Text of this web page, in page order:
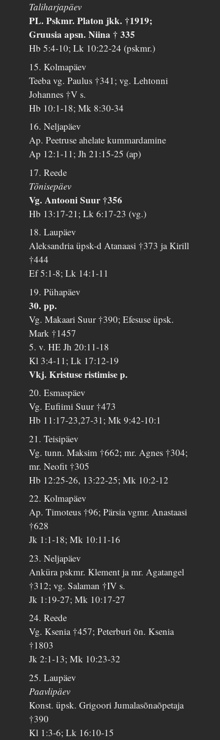
Taliharjapäev
PL. Pskmr. Platon jkk. †1919;
Gruusia apsn. Niina † 335
Hb 5:4-10; Lk 10:22-24 (pskmr.)
15. Kolmapäev
Teeba vg. Paulus †341; vg. Lehtonni
Johannes †V s.
Hb 10:1-18; Mk 8:30-34
16. Neljapäev
Ap. Peetruse ahelate kummardamine
Ap 12:1-11; Jh 21:15-25 (ap)
17. Reede
Tõnisepäev
Vg. Antooni Suur †356
Hb 13:17-21; Lk 6:17-23 (vg.)
18. Laupäev
Aleksandria üpsk-d Atanaasi †373 ja Kirill
†444
Ef 5:1-8; Lk 14:1-11
19. Pühapäev
30. pp.
Vg. Makaari Suur †390; Efesuse üpsk.
Mark †1457
5. v. HE Jh 20:11-18
Kl 3:4-11; Lk 17:12-19
Vkj. Kristuse ristimise p.
20. Esmaspäev
Vg. Eufiimi Suur †473
Hb 11:17-23,27-31; Mk 9:42-10:1
21. Teisipäev
Vg. tunn. Maksim †662; mr. Agnes †304;
mr. Neofit †305
Hb 12:25-26, 13:22-25; Mk 10:2-12
22. Kolmapäev
Ap. Timoteus †96; Pärsia vgmr. Anastaasi
†628
Jk 1:1-18; Mk 10:11-16
23. Neljapäev
Anküra pskmr. Klement ja mr. Agatangel
†312; vg. Salaman †IV s.
Jk 1:19-27; Mk 10:17-27
24. Reede
Vg. Ksenia †457; Peterburi õn. Ksenia
†1803
Jk 2:1-13; Mk 10:23-32
25. Laupäev
Paavlipäev
Konst. üpsk. Grigoori Jumalasõnaõpetaja
†390
Kl 1:3-6; Lk 16:10-15